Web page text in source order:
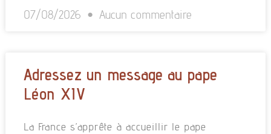
07/08/2026 Aucun commentaire
Adressez un message au pape
Léon XIV
La France s’apprête à accueillir le pape